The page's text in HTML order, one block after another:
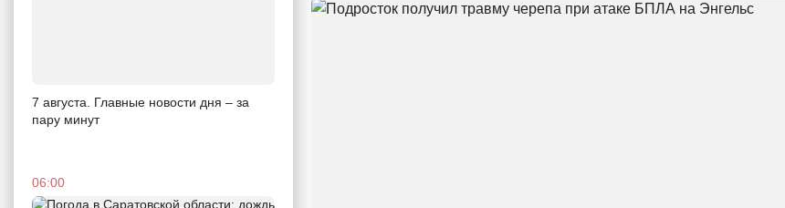
7 августа. Главные новости дня – за
пару минут
06:00